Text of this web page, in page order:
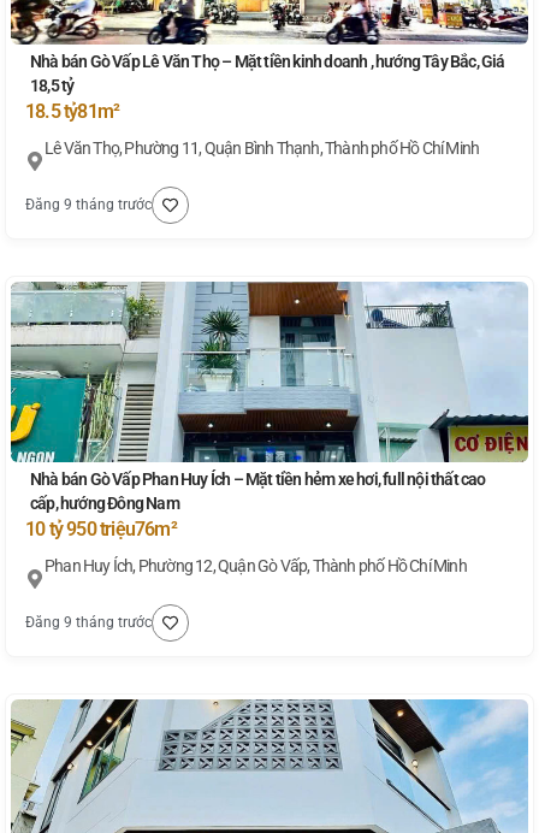
Nhà bán Gò Vấp Lê Văn Thọ – Mặt tiền kinh doanh , hướng Tây Bắc, Giá
18,5 tỷ
18.5 tỷ81m²
Lê Văn Thọ, Phường 11, Quận Bình Thạnh, Thành phố Hồ Chí Minh
Đăng 9 tháng trước
Nhà bán Gò Vấp Phan Huy Ích – Mặt tiền hẻm xe hơi, full nội thất cao
cấp, hướng Đông Nam
10 tỷ 950 triệu76m²
Phan Huy Ích, Phường 12, Quận Gò Vấp, Thành phố Hồ Chí Minh
Đăng 9 tháng trước